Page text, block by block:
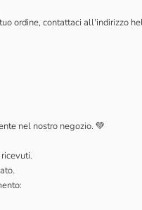
ordine, contattaci all'indirizzo
nel nostro negozio. 💚